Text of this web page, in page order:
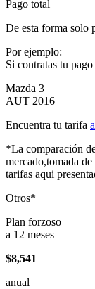
Pago total
De esta forma solo
Por ejemplo:
Si contratas tu
Mazda 3
AUT 2016
Encuentra tu tarifa
*La comparación
mercado,tomada
tarifas aqui
Otros*
Plan forzoso
a 12 meses
$8,541
anual